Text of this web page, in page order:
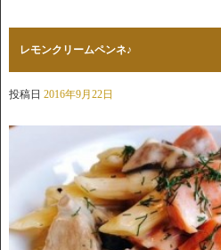
レモンクリームペンネ♪
投稿日 2016年9月22日